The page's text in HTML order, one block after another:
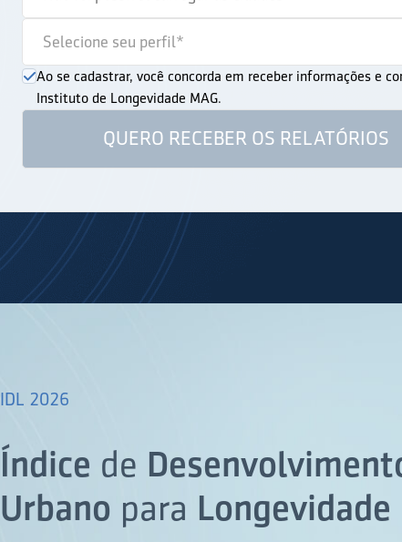
Ao se cadastrar, você concorda em receber informações e
Instituto de Longevidade MAG.
IDL 2026
Índice de
Urbano para Longevidade